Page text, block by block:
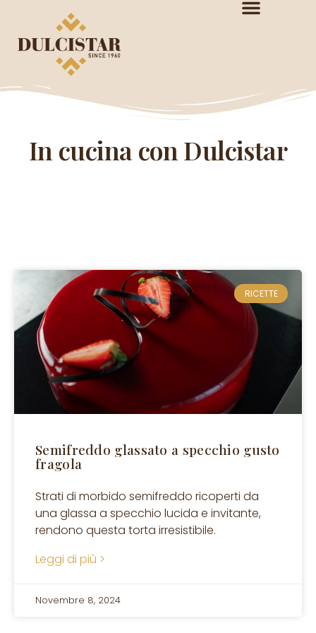
In cucina con Dulcistar
RICETTE
Semifreddo glassato a specchio gusto
fragola
Strati di morbido semifreddo ricoperti da
una glassa a specchio lucida e invitante,
rendono questa torta irresistibile.
Leggi di più >
Novembre 8, 2024